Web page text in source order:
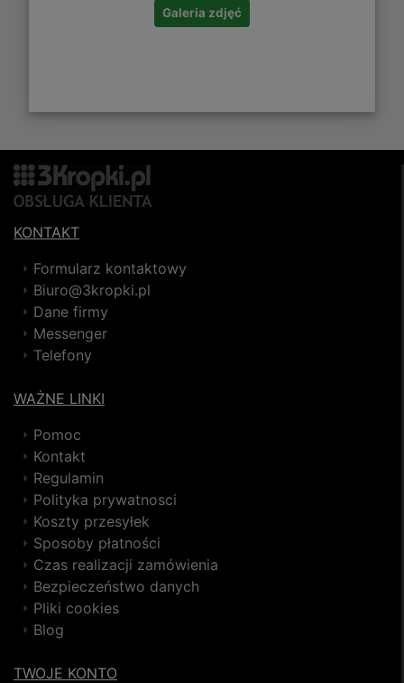
Galeria zdjęć
KONTAKT
Formularz kontaktowy
Biuro@3kropki.pl
Dane firmy
Messenger
Telefony
WAŻNE LINKI
Pomoc
Kontakt
Regulamin
Polityka prywatnosci
Koszty przesyłek
Sposoby płatności
Czas realizacji zamówienia
Bezpieczeństwo danych
Pliki cookies
Blog
TWOJE KONTO